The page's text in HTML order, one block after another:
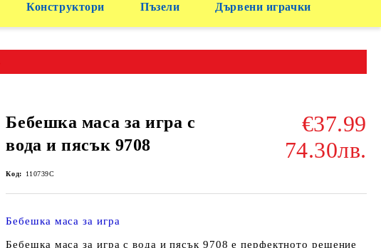
Конструктори Пъзели Дървени играчки
Бебешка маса за игра с
вода и пясък 9708
€37.99
74.30лв.
Код: 110739C
Бебешка маса за игра
Бебешка маса за игра с вода и пясък 9708 е перфектното решение